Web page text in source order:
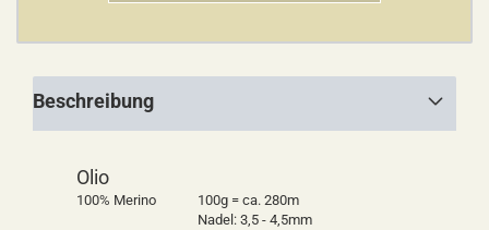
Beschreibung
Olio
100% Merino
100g = ca. 280m
Nadel: 3,5 - 4,5mm